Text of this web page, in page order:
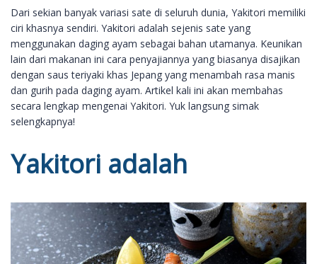
Dari sekian banyak variasi sate di seluruh dunia, Yakitori memiliki
ciri khasnya sendiri. Yakitori adalah sejenis sate yang
menggunakan daging ayam sebagai bahan utamanya. Keunikan
lain dari makanan ini cara penyajiannya yang biasanya disajikan
dengan saus teriyaki khas Jepang yang menambah rasa manis
dan gurih pada daging ayam. Artikel kali ini akan membahas
secara lengkap mengenai Yakitori. Yuk langsung simak
selengkapnya!
Yakitori adalah